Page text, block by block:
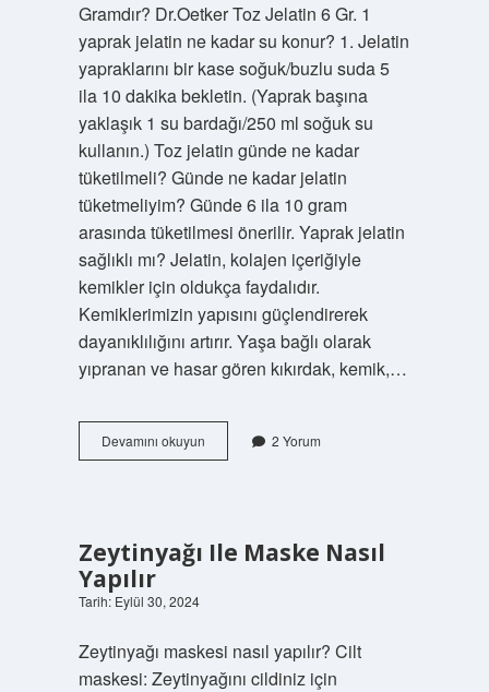
Gramdır? Dr.Oetker Toz Jelatin 6 Gr. 1
yaprak jelatin ne kadar su konur? 1. Jelatin
yapraklarını bir kase soğuk/buzlu suda 5
ila 10 dakika bekletin. (Yaprak başına
yaklaşık 1 su bardağı/250 ml soğuk su
kullanın.) Toz jelatin günde ne kadar
tüketilmeli? Günde ne kadar jelatin
tüketmeliyim? Günde 6 ila 10 gram
arasında tüketilmesi önerilir. Yaprak jelatin
sağlıklı mı? Jelatin, kolajen içeriğiyle
kemikler için oldukça faydalıdır.
Kemiklerimizin yapısını güçlendirerek
dayanıklılığını artırır. Yaşa bağlı olarak
yıpranan ve hasar gören kıkırdak, kemik,…
Devamını okuyun1
Adet
Toz
2 Yorum
Zeytinyağı Ile Maske Nasıl
Yapılır
Tarih: Eylül 30, 2024
Zeytinyağı maskesi nasıl yapılır? Cilt
maskesi: Zeytinyağını cildiniz için